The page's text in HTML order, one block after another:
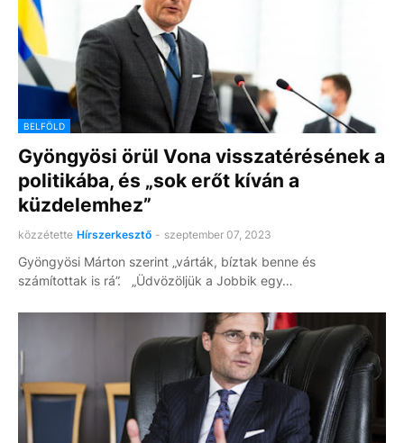
BELFÖLD
Gyöngyösi örül Vona visszatérésének a
politikába, és „sok erőt kíván a
küzdelemhez”
közzétette Hírszerkesztő - szeptember 07, 2023
Gyöngyösi Márton szerint „várták, bíztak benne és
számítottak is rá”. „Üdvözöljük a Jobbik egy…